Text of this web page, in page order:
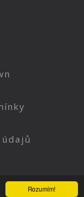
Rozumím!